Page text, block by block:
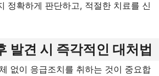
정확하게 판단하고, 적절한 치료를 신
발견 시 즉각적인 대처법
없이 응급조치를 취하는 것이 중요합